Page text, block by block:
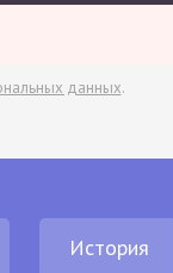
данных.
История